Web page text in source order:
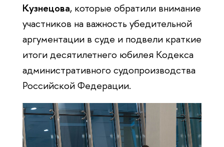
Кузнецова, которые обратили внимание
участников на важность убедительной
аргументации в суде и подвели краткие
итоги десятилетнего юбилея Кодекса
административного судопроизводства
Российской Федерации.